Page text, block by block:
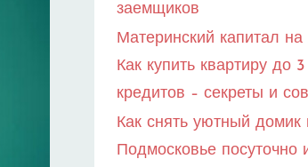
заемщиков
Материнский капитал
Как купить квартиру до
кредитов – секреты и
Как снять уютный домик
Подмосковье посуточно